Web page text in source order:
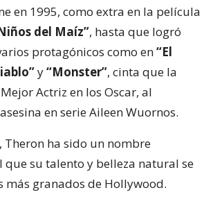
en 1995, como extra en la película
del Maíz”, hasta que logró
protagónicos como en“El
y“Monster”, cinta que la
Actriz en los Oscar, al
en serie Aileen Wuornos.
Theron ha sido un nombre
que su talento y belleza natural se
más granados de Hollywood.